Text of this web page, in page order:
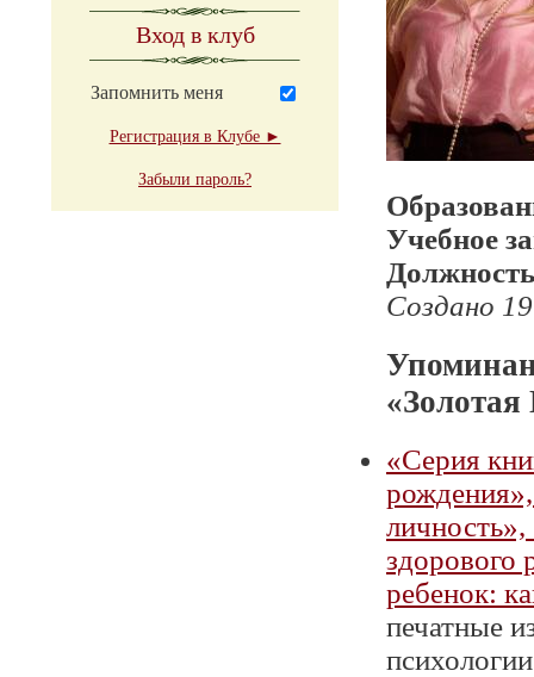
Вход в клуб
Запомнить меня
Регистрация в Клубе ►
Забыли пароль?
Учебное
Создано
«Золотая
«Серия
личность»,
здорового
ребенок:
печатные